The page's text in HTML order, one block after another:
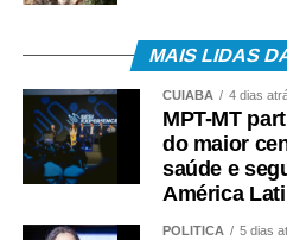
MAIS LIDAS
CUIABÁ 4 dias
MPT-MT
do maior
saúde e
América
POLÍTICA 5 dias